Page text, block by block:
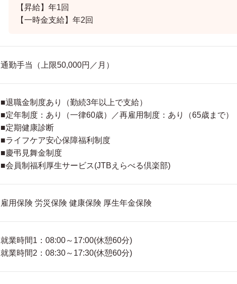
【昇給】年1回
【一時金支給】年2回
通勤手当（上限50,000円／月）
■退職金制度あり（勤続3年以上で支給）
■定年制度：あり（一律60歳）／再雇用制度：あり（65歳まで）
■定期健康診断
■ライフケア安心保障福利制度
■慶弔見舞金制度
■会員制福利厚生サービス(JTBえらべる倶楽部)
雇用保険 労災保険 健康保険 厚生年金保険
就業時間1：08:00～17:00(休憩60分)
就業時間2：08:30～17:30(休憩60分)